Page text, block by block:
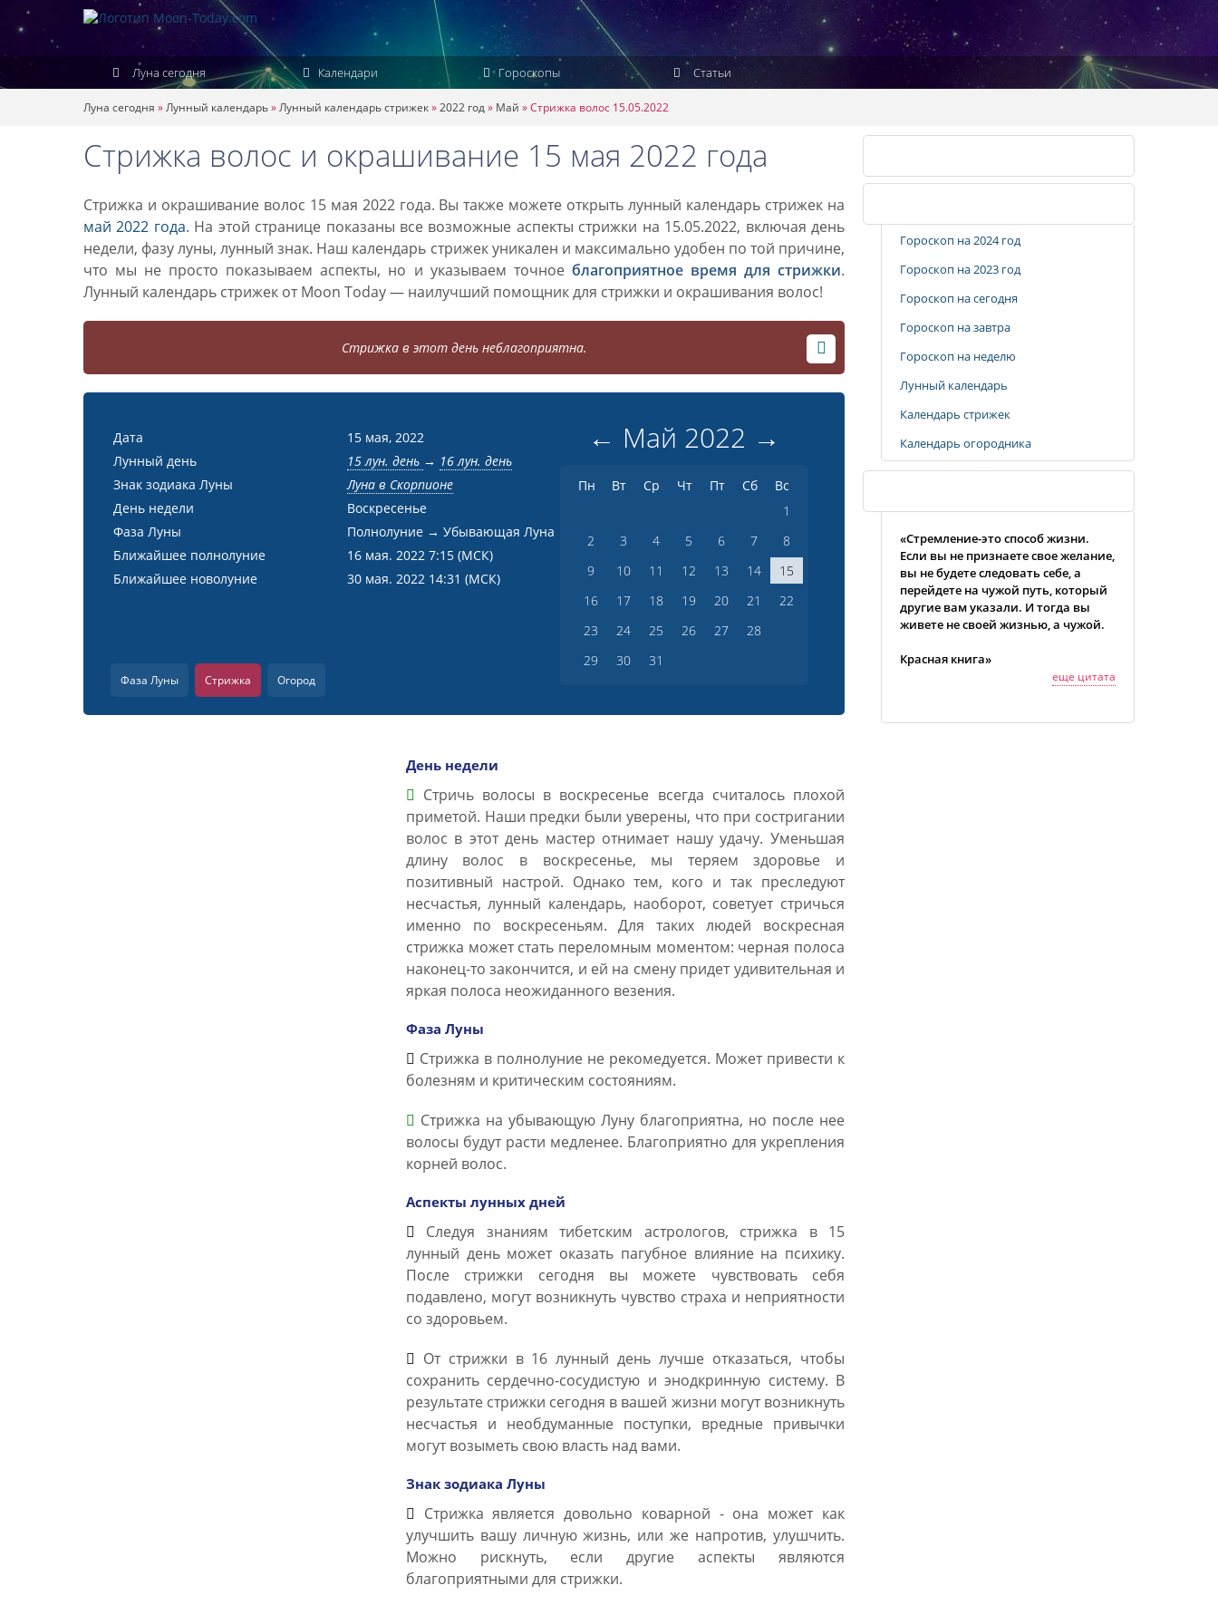
Луна сегодня Календари Гороскопы Статьи
Луна сегодня »Лунный календарь»Лунный календарь стрижек»2022 год» Май »Стрижка волос 15.05.2022
Стрижка волос и окрашивание 15 мая 2022 года
Стрижка и окрашивание волос 15 мая 2022 года. Вы также можете открыть лунный календарь стрижек на
май 2022 года. На этой странице показаны все возможные аспекты стрижки на 15.05.2022, включая день
недели, фазу луны, лунный знак. Наш календарь стрижек уникален и максимально удобен по той причине,
что мы не просто показываем аспекты, но и указываем точное благоприятное время для стрижки.
Лунный календарь стрижек от Moon Today — наилучший помощник для стрижки и окрашивания волос!
Стрижка в этот день неблагоприятна.
Дата
15 мая, 2022
Лунный день
15 лун. день → 16 лун. день
Знак зодиака Луны
Луна в Скорпионе
День недели
Воскресенье
Фаза Луны
Полнолуние → Убывающая Луна
Ближайшее полнолуние
16 мая. 2022 7:15 (МСК)
Ближайшее новолуние
30 мая. 2022 14:31 (МСК)
← Май 2022 →
Пн Вт Ср Чт Пт Сб
Вс
1
2
3 4 5 6 7
8
9
10 11 12 13 14
15
16
17 18 19 20 21
22
23
24 25 26 27
28
29
30 31
Фаза Луны Стрижка Огород
День недели
Стричь волосы в воскресенье всегда считалось плохой
приметой. Наши предки были уверены, что при состригании
волос в этот день мастер отнимает нашу удачу. Уменьшая
длину волос в воскресенье, мы теряем здоровье и
позитивный настрой. Однако тем, кого и так преследуют
несчастья, лунный календарь, наоборот, советует стричься
именно по воскресеньям. Для таких людей воскресная
стрижка может стать переломным моментом: черная полоса
наконец-то закончится, и ей на смену придет удивительная и
яркая полоса неожиданного везения.
Фаза Луны
Стрижка в полнолуние не рекомедуется. Может привести к
болезням и критическим состояниям.
Стрижка на убывающую Луну благоприятна, но после нее
волосы будут расти медленее. Благоприятно для укрепления
корней волос.
Аспекты лунных дней
Следуя знаниям тибетским астрологов, стрижка в 15
лунный день может оказать пагубное влияние на психику.
После стрижки сегодня вы можете чувствовать себя
подавлено, могут возникнуть чувство страха и неприятности
со здоровьем.
От стрижки в 16 лунный день лучше отказаться, чтобы
сохранить сердечно-сосудистую и энодкринную систему. В
результате стрижки сегодня в вашей жизни могут возникнуть
несчастья и необдуманные поступки, вредные привычки
могут возыметь свою власть над вами.
Знак зодиака Луны
Стрижка является довольно коварной - она может как
улучшить вашу личную жизнь, или же напротив, улушчить.
Можно рискнуть, если другие аспекты являются
благоприятными для стрижки.
Гороскоп на 2024 год
Гороскоп на 2023 год
Гороскоп на сегодня
Гороскоп на завтра
Гороскоп на неделю
Лунный календарь
Календарь стрижек
Календарь огородника
«Стремление-это способ жизни.
Если вы не признаете свое желание,
вы не будете следовать себе, а
перейдете на чужой путь, который
другие вам указали. И тогда вы
живете не своей жизнью, а чужой.
Красная книга»
еще цитата